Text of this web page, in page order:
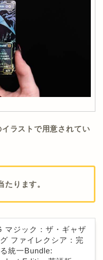
ラストで用意されてい
ります。
マジック：ザ・ギャザ
ファイレクシア：完
統一Bundle: